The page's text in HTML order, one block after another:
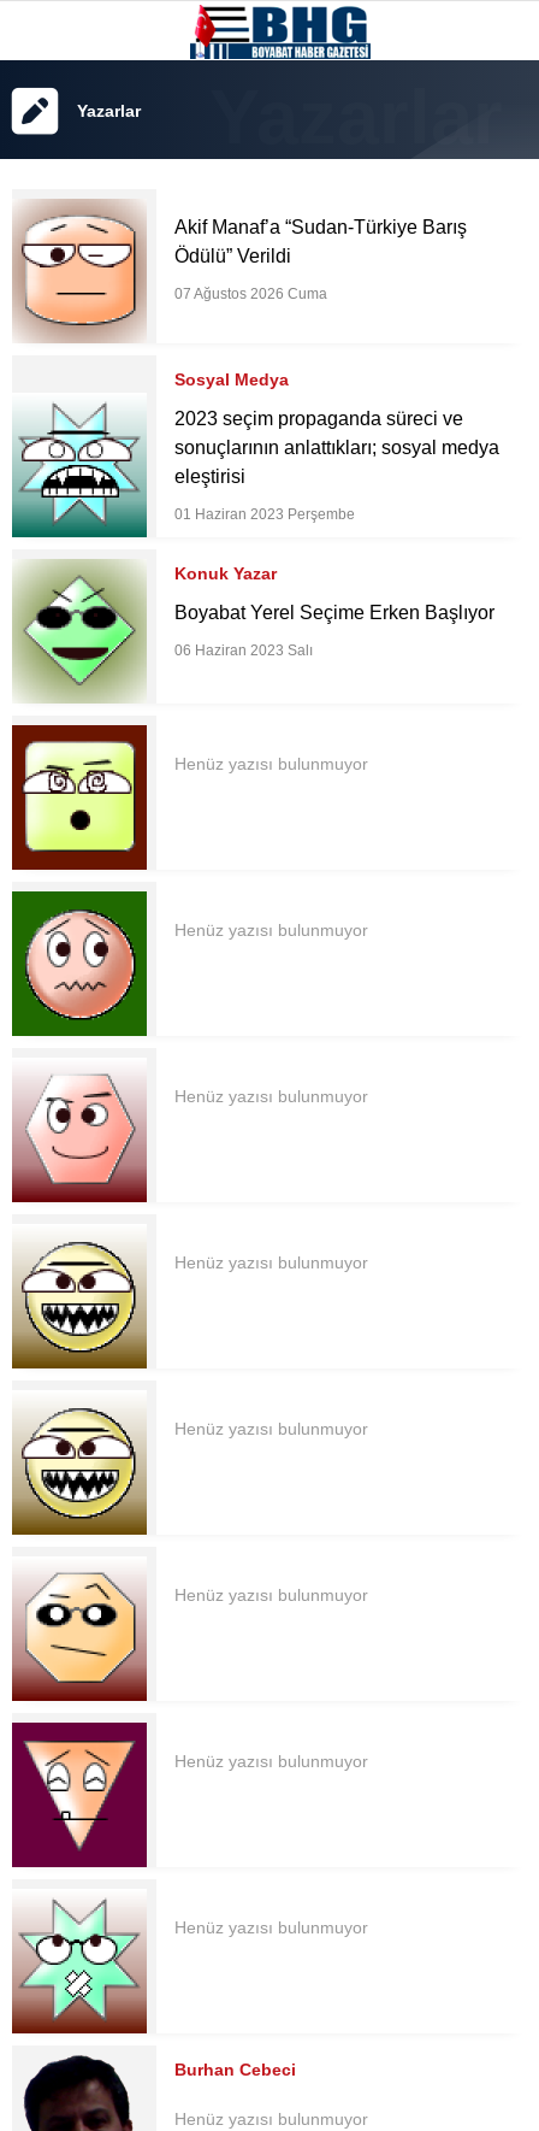
Yazarlar
Akif Manaf’a “Sudan-Türkiye Barış
Ödülü” Verildi
07 Ağustos 2026 Cuma
Sosyal Medya
2023 seçim propaganda süreci ve
sonuçlarının anlattıkları; sosyal medya
eleştirisi
01 Haziran 2023 Perşembe
Konuk Yazar
Boyabat Yerel Seçime Erken Başlıyor
06 Haziran 2023 Salı
Henüz yazısı bulunmuyor
Henüz yazısı bulunmuyor
Henüz yazısı bulunmuyor
Henüz yazısı bulunmuyor
Henüz yazısı bulunmuyor
Henüz yazısı bulunmuyor
Henüz yazısı bulunmuyor
Henüz yazısı bulunmuyor
Burhan Cebeci
Henüz yazısı bulunmuyor